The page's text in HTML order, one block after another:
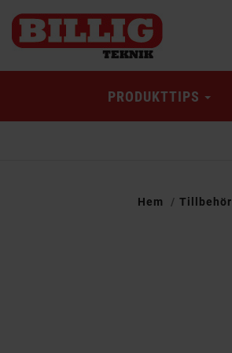
PRODUKTTIPS
Hem Tillbehör